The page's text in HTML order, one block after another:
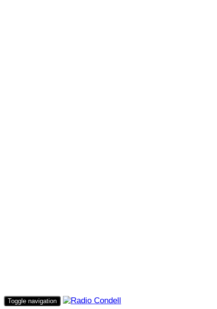
Toggle navigation